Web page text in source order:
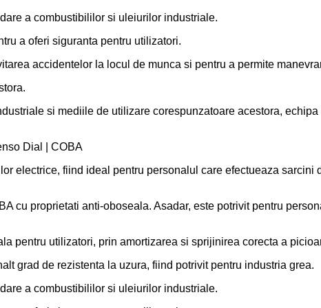
a combustibililor si uleiurilor industriale.
a oferi siguranta pentru utilizatori.
accidentelor la locul de munca si pentru a permite
si mediile de utilizare corespunzatoare acestora,
Dial | COBA
electrice, fiind ideal pentru personalul care efectueaza
cu proprietati anti-oboseala. Asadar, este potrivit pentru
pentru utilizatori, prin amortizarea si sprijinirea corecta a
grad de rezistenta la uzura, fiind potrivit pentru industria grea.
a combustibililor si uleiurilor industriale.